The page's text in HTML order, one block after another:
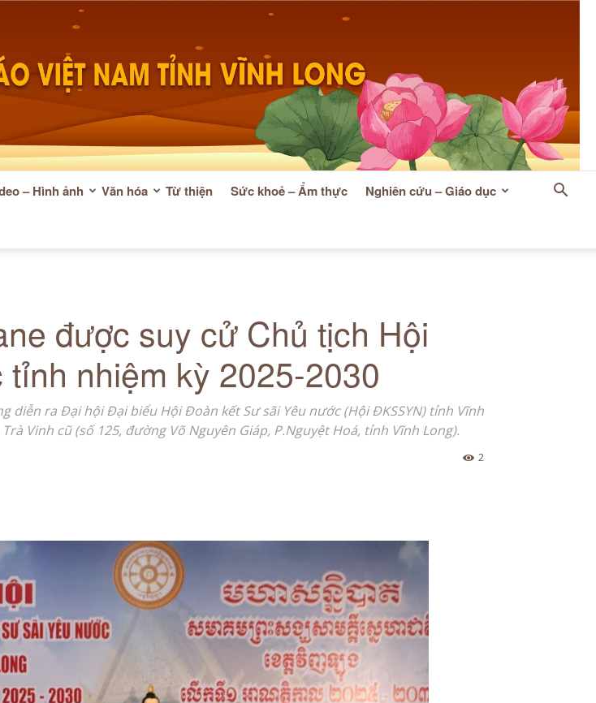
giáo
Trà
Vinh
– Hình ảnh Văn hóa Từ thiện Sức khoẻ – Ẩm thực Nghiên cứu – Giáo dục
được suy cử Chủ tịch Hội
nhiệm kỳ 2025-2030
diễn ra Đại hội Đại biểu Hội Đoàn kết Sư sãi Yêu nước (Hội ĐKSSYN) tỉnh Vĩnh
Vinh cũ (số 125, đường Võ Nguyên Giáp, P.Nguyệt Hoá, tỉnh Vĩnh Long).
2